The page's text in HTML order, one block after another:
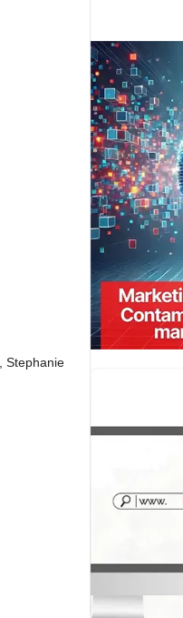
Stephanie